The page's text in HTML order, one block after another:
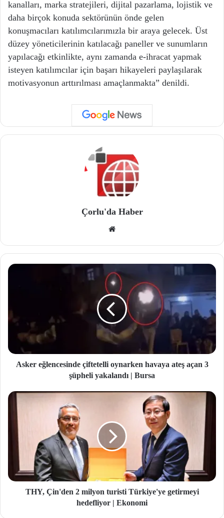
kanalları, marka stratejileri, dijital pazarlama, lojistik ve
daha birçok konuda sektörünün önde gelen
konuşmacıları katılımcılarımızla bir araya gelecek. Üst
düzey yöneticilerinin katılacağı paneller ve sunumların
yapılacağı etkinlikte, aynı zamanda e-ihracat yapmak
isteyen katılımcılar için başarı hikayeleri paylaşılarak
motivasyonun arttırılması amaçlanmakta” denildi.
Çorlu'da Haber
site
si
Asker eğlencesinde çiftetelli oynarken havaya ateş açan 3
şüpheli yakalandı | Bursa
THY, Çin'den 2 milyon turisti Türkiye'ye getirmeyi
hedefliyor | Ekonomi